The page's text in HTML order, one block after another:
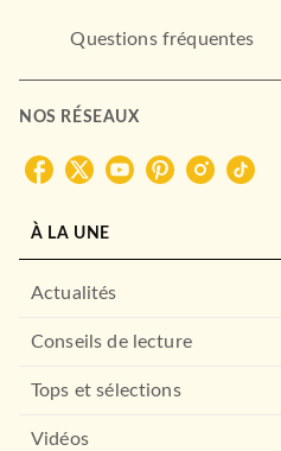
Questions fréquentes
NOS RÉSEAUX
À LA UNE
Actualités
Conseils de lecture
Tops et sélections
Vidéos